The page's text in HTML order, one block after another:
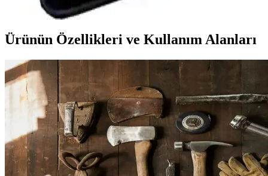
Ürünün Özellikleri ve Kullanım Alanları